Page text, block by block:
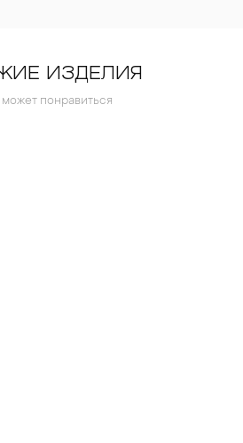
ИЗДЕЛИЯ
понравиться